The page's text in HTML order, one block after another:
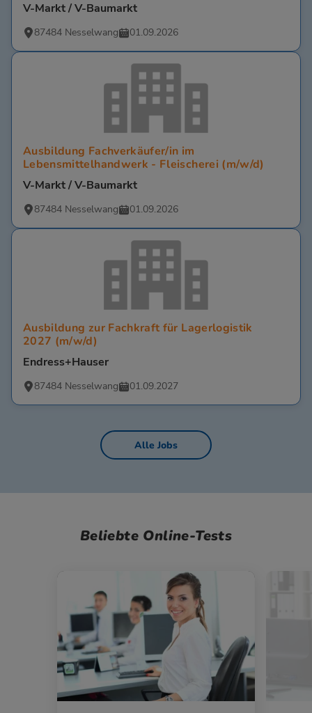
V-Markt / V-Baumarkt
87484 Nesselwang 01.09.2026
Ausbildung Fachverkäufer/in im
Lebensmittelhandwerk - Fleischerei (m/w/d)
V-Markt / V-Baumarkt
87484 Nesselwang 01.09.2026
Ausbildung zur Fachkraft für Lagerlogistik
2027 (m/w/d)
Endress+Hauser
87484 Nesselwang 01.09.2027
Alle Jobs
Beliebte Online-Tests